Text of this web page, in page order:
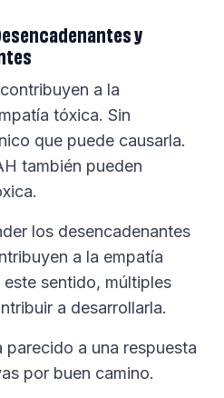
y
a la
tóxica. Sin
que puede causarla.
también pueden
los desencadenantes
a la empatía
sentido, múltiples
a desarrollarla.
parecido a una respuesta
por buen camino.